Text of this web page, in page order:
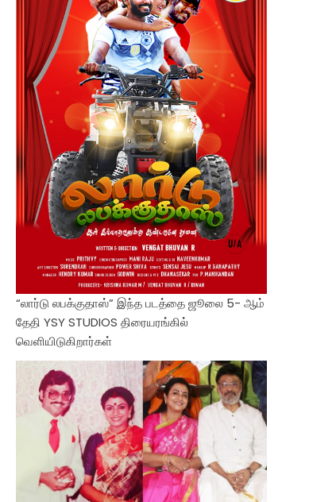
“லார்டு லபக்குதாஸ்” இந்த படத்தை ஜூலை 5- ஆம்
தேதி YSY STUDIOS திரையரங்கில்
வெளியிடுகிறார்கள்